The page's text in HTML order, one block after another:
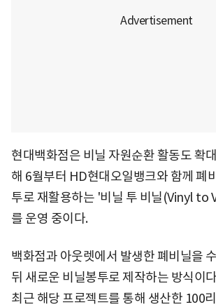
현대백화점은 비닐 자원순환 활동도 확
해 6월부터 HD현대오일뱅크와 함께 폐
투로 재활용하는 '비닐 투 비닐(Vinyl to
를 운영 중이다.
백화점과 아웃렛에서 발생한 폐비닐을
뒤 새로운 비닐봉투로 제작하는 방식이
최근 해당 프로젝트를 통해 생산한 100